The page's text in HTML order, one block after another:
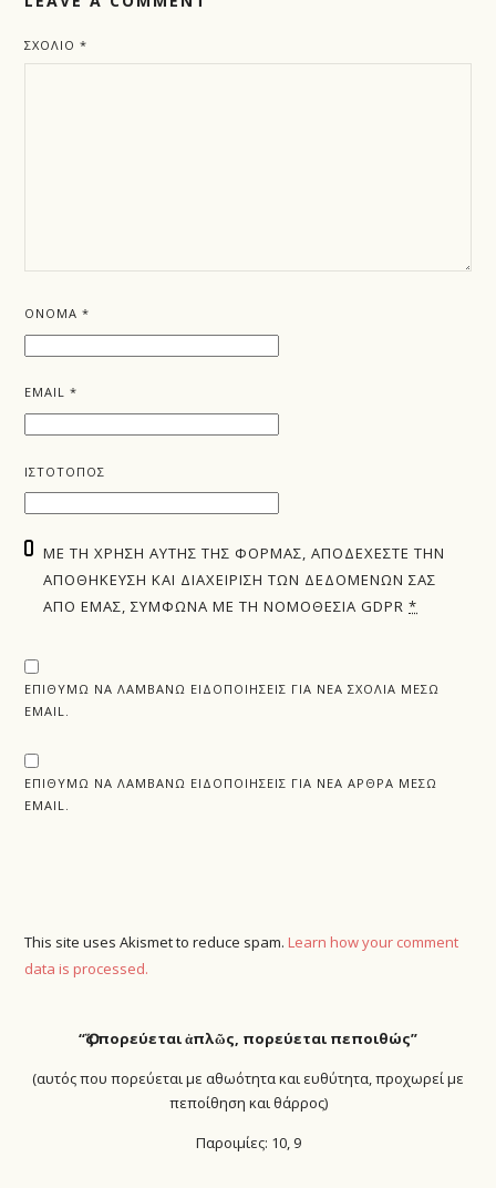
ΣΧΌΛΙΟ*
ΌΝΟΜΑ*
EMAIL*
ΙΣΤΌΤΟΠΟΣ
ΜΕ ΤΗ ΧΡΉΣΗ ΑΥΤΉΣ ΤΗΣ ΦΌΡΜΑΣ, ΑΠΟΔΈΧΕΣΤΕ ΤΗΝ
ΑΠΟΘΉΚΕΥΣΗ ΚΑΙ ΔΙΑΧΕΊΡΙΣΗ ΤΩΝ ΔΕΔΟΜΈΝΩΝ ΣΑΣ
ΑΠΌ ΕΜΆΣ, ΣΎΜΦΩΝΑ ΜΕ ΤΗ ΝΟΜΟΘΕΣΊΑ GDPR*
ΕΠΙΘΥΜΏ ΝΑ ΛΑΜΒΆΝΩ ΕΙΔΟΠΟΙΉΣΕΙΣ ΓΙΑ ΝΈΑ ΣΧΌΛΙΑ ΜΈΣΩ
EMAIL.
ΕΠΙΘΥΜΏ ΝΑ ΛΑΜΒΆΝΩ ΕΙΔΟΠΟΙΉΣΕΙΣ ΓΙΑ ΝΈΑ ΆΡΘΡΑ ΜΈΣΩ
EMAIL.
This site uses Akismet to reduce spam. Learn how your comment
data is processed.
“Ὅς πορεύεται ἁπλῶς, πορεύεται πεποιθώς”
(αυτός που πορεύεται με αθωότητα και ευθύτητα, προχωρεί με
πεποίθηση και θάρρος)
Παροιμίες: 10, 9